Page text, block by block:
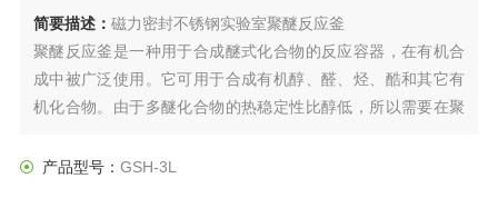
简要描述： 磁力密封不锈钢实验室聚醚反应釜
聚醚反应釜是一种用于合成醚式化合物的反应容器，在有机合
成中被广泛使用。它可用于合成有机醇、醛、烃、酷和其它有
机化合物。由于多醚化合物的热稳定性比醇低，所以需要在聚
产品型号： GSH-3L